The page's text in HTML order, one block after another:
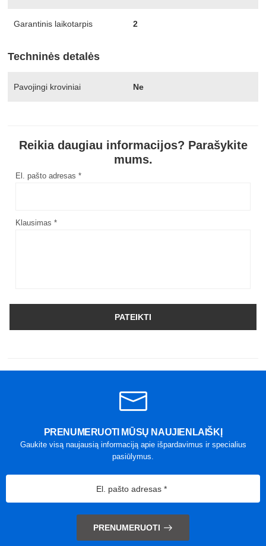
Garantinis laikotarpis 2
Techninės detalės
Pavojingi kroviniai Ne
Reikia daugiau informacijos? Parašykite
mums.
El. pašto adresas *
Klausimas *
PATEIKTI
PRENUMERUOTI MŪSŲ NAUJIENLAIŠKĮ
Gaukite visą naujausią informaciją apie išpardavimus ir specialius
pasiūlymus.
PRENUMERUOTI